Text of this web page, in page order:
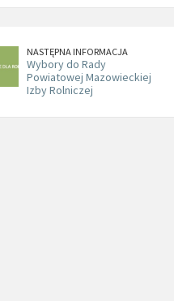
NASTĘPNA INFORMACJA
Wybory do Rady
Powiatowej Mazowieckiej
Izby Rolniczej